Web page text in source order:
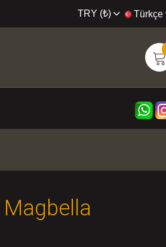
TRY (₺) Türkçe
Magbella